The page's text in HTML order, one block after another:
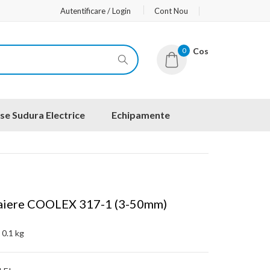
Autentificare / Login Cont Nou
0 Cos
Sudura Electrice Echipamente
COOLEX 317-1 (3-50mm)
0.1 kg